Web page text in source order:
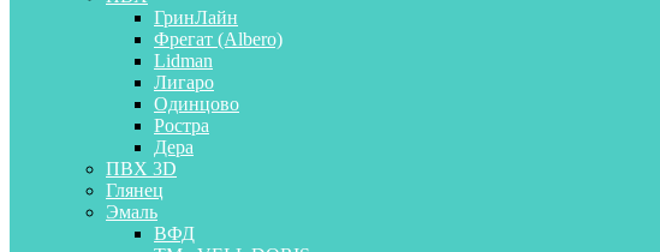
ГринЛайн
Фрегат (Albero)
Lidman
Лигаро
Одинцово
Ростра
Дера
ПВХ 3D
Глянец
Эмаль
ВФД